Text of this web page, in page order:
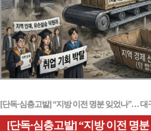
대구 알파시티 2차 개발, 행정절차 본격화… 2027
대구 알파시티 2차 개발, 행정절